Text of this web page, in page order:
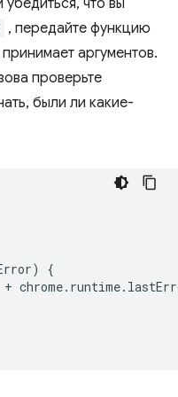
что вы
, передайте функцию
аргументов.
проверьте
были ли какие-
)
{
+ chrome. runtime.